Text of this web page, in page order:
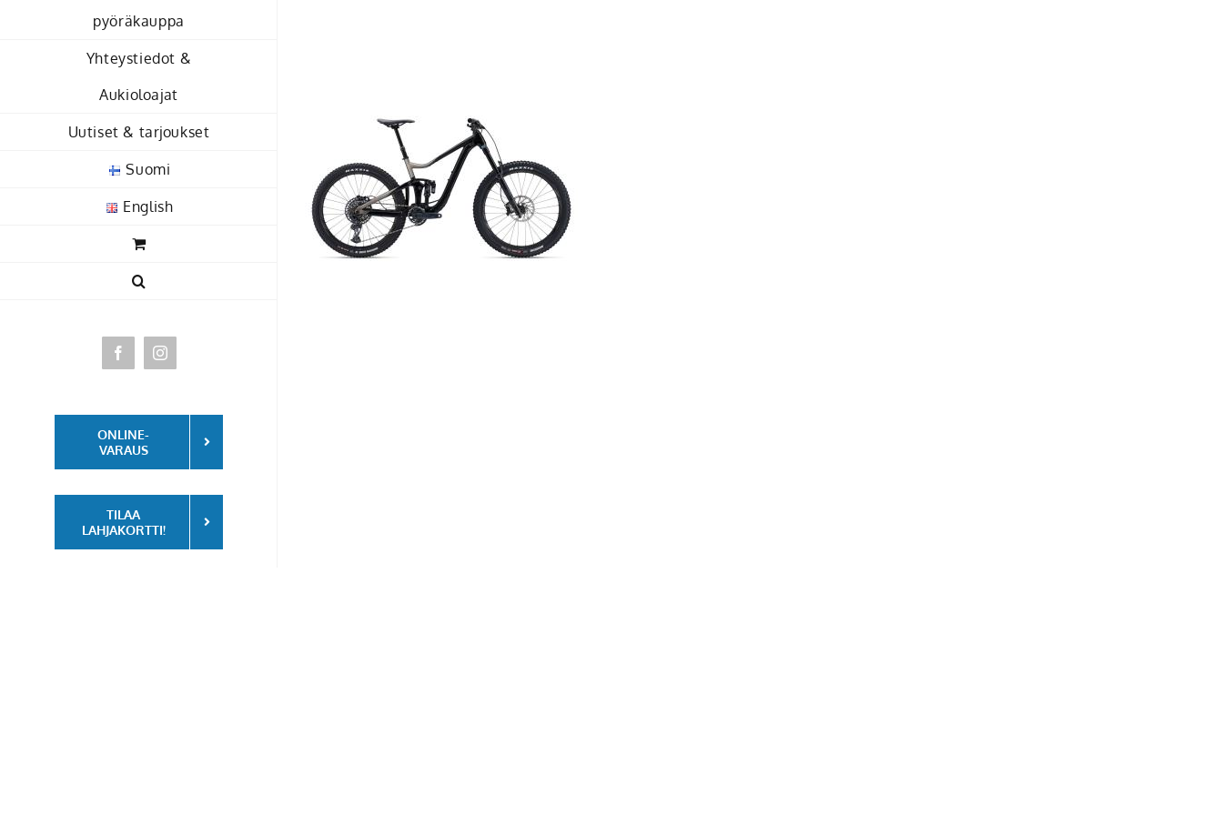
pyöräkauppa
Yhteystiedot &
Aukioloajat
Uutiset & tarjoukset
Suomi
English
FacebookInstagram
ONLINE-
VARAUS
TILAA
LAHJAKORTTI!